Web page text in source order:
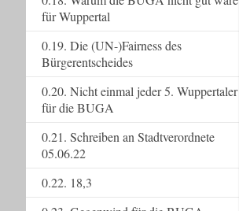
für Wuppertal
0.19. Die (UN-)Fairness des
Bürgerentscheides
0.20. Nicht einmal jeder 5. Wuppertaler
für die BUGA
0.21. Schreiben an Stadtverordnete
05.06.22
0.22. 18,3